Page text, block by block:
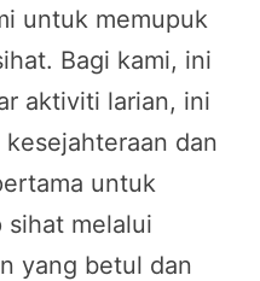
untuk memupuk
Bagi kami, ini
aktiviti larian, ini
dan
untuk
sihat melalui
yang betul dan